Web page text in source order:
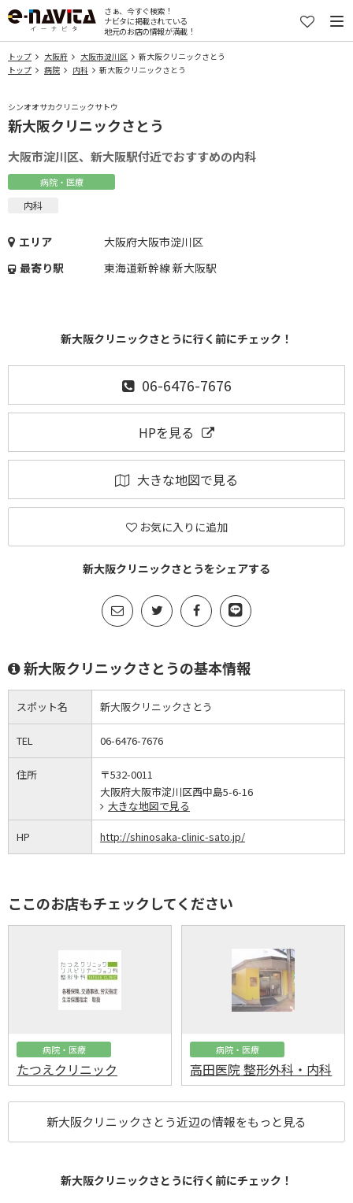
さぁ、今すぐ検索！
ナビタに掲載されている
地元のお店の情報が満載！
トップ 大阪府 大阪市淀川区
新大阪クリニックさとう
トップ
病院 内科 新大阪クリニックさとう
シンオオサカクリニックサトウ
新大阪クリニックさとう
大阪市淀川区、新大阪駅付近でおすすめの内科
病院・医療
内科
エリア
大阪府大阪市淀川区
最寄り駅
東海道新幹線 新大阪駅
新大阪クリニックさとうに行く前にチェック！
06-6476-7676
HPを見る
大きな地図で見る
お気に入りに追加
新大阪クリニックさとうをシェアする
新大阪クリニックさとうの基本情報
スポット名 新大阪クリニックさとう
TEL 06-6476-7676
住所
〒532-0011
大阪府大阪市淀川区西中島5-6-16
大きな地図で見る
HP http://shinosaka-clinic-sato.jp/
ここのお店もチェックしてください
病院・医療
たつえクリニック
病院・医療
高田医院 整形外科・内科
新大阪クリニックさとう近辺の情報をもっと見る
新大阪クリニックさとうに行く前にチェック！